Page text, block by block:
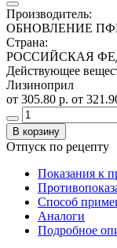
Производитель:
ОБНОВЛЕНИЕ
Страна:
РОССИЙСКАЯ
Действующее
Лизиноприл
от 305.80 р. от
В корзину
Отпуск по рецепту
Показания к
Способ
Аналоги
Подробное